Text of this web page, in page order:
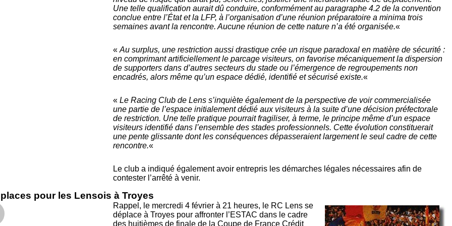
Une telle qualification aurait dû conduire, conformément au paragraphe 4.2 de la convention
conclue entre l’État et la LFP, à l’organisation d’une réunion préparatoire a minima trois
semaines avant la rencontre. Aucune réunion de cette nature n’a été organisée.«
« Au surplus, une restriction aussi drastique crée un risque paradoxal en matière de sécurité :
en comprimant artificiellement le parcage visiteurs, on favorise mécaniquement la dispersion
de supporters dans d’autres secteurs du stade ou l’émergence de regroupements non
encadrés, alors même qu’un espace dédié, identifié et sécurisé existe.«
« Le Racing Club de Lens s’inquiète également de la perspective de voir commercialisée
une partie de l’espace initialement dédié aux visiteurs à la suite d’une décision préfectorale
de restriction. Une telle pratique pourrait fragiliser, à terme, le principe même d’un espace
visiteurs identifié dans l’ensemble des stades professionnels. Cette évolution constituerait
une pente glissante dont les conséquences dépasseraient largement le seul cadre de cette
rencontre.«
Le club a indiqué également avoir entrepris les démarches légales nécessaires afin de
contester l’arrêté à venir.
pour les Lensois à Troyes
Rappel, le mercredi 4 février à 21 heures, le RC Lens se
déplace à Troyes pour affronter l’ESTAC dans le cadre
des huitièmes de finale de la Coupe de France Crédit